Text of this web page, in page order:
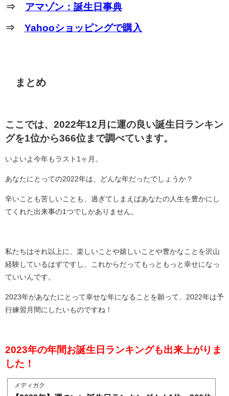
⇒ アマゾン：誕生日事典
⇒ Yahooショッピングで購入
まとめ
ここでは、2022年12月に運の良い誕生日ランキン
グを1位から366位まで調べています。
いよいよ今年もラスト1ヶ月。
あなたにとっての2022年は、どんな年だったでしょうか？
辛いことも苦しいことも、過ぎてしまえばあなたの人生を豊かにし
てくれた出来事の1つでしかありません。
私たちはそれ以上に、楽しいことや嬉しいことや豊かなことを沢山
経験しているはずですし、これからだってもっともっと幸せになっ
ていいんです。
2023年があなたにとって幸せな年になることを願って、2022年は予
行練習月間にしたいものですね！
2023年の年間お誕生日ランキングも出来上がりま
した！
メディガク